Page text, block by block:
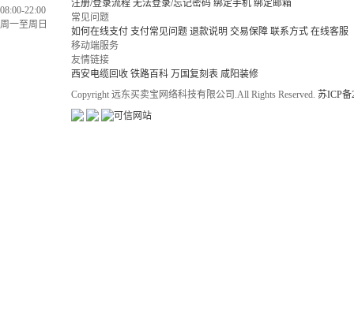
08:00-22:00
周一至周日
注册/登录流程 无法登录/忘记密码 绑定手机 绑定邮箱
常见问题
如何在线支付 支付常见问题 退款说明 交易保障 联系方式 在线客服
移动端服务
友情链接
西安电缆回收 铁路百科 万国复刻表 咸阳装修
Copyright 远东买卖宝网络科技有限公司.All Rights Reserved. 苏ICP备